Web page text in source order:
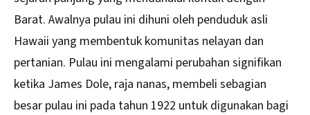
Barat. Awalnya pulau ini dihuni oleh penduduk asli
Hawaii yang membentuk komunitas nelayan dan
pertanian. Pulau ini mengalami perubahan signifikan
ketika James Dole, raja nanas, membeli sebagian
besar pulau ini pada tahun 1922 untuk digunakan bagi